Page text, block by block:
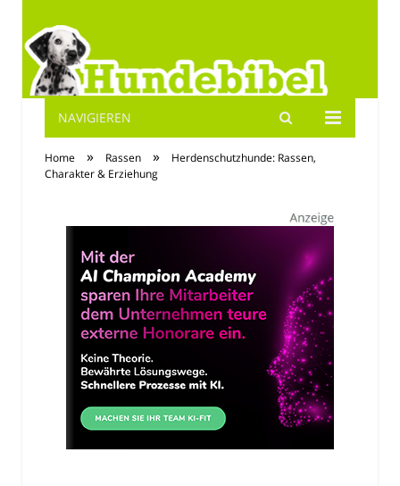
Hundebibel.de
NAVIGIEREN
Home » Rassen »
Herdenschutzhunde: Rassen,
Charakter & Erziehung